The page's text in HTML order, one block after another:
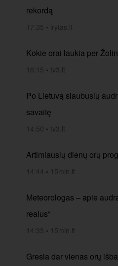
rekordą
17:35 • lrytas.lt
Kokie orai laukia per
16:15 • tv3.lt
Po Lietuvą siaubusių
savaitę
14:50 • tv3.lt
Artimiausių dienų orų
14:44 • 15min.lt
Meteorologas – apie
realus“
14:33 • 15min.lt
Gresia dar vienas orų